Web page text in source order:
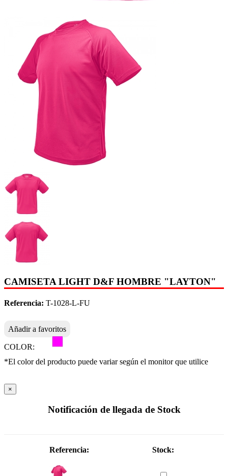
CAMISETA LIGHT D&F HOMBRE "LAYTON"
Referencia: T-1028-L-FU
Añadir a favoritos
COLOR:
*El color del producto puede variar según el monitor que utilice
×
Notificación de llegada de Stock
Referencia: Stock: